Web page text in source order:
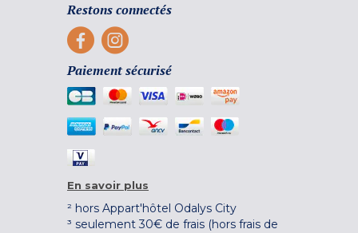
Restons connectés
Paiement sécurisé
En savoir plus
² hors Appart'hôtel Odalys City
³ seulement 30€ de frais (hors frais de